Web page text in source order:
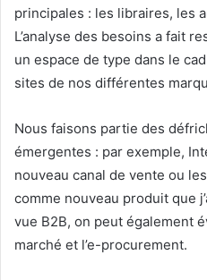
principales : les libraires, les
L’analyse des besoins a fait
un espace de type dans le
sites de nos différentes
Nous faisons partie des
émergentes : par exemple,
nouveau canal de vente ou
comme nouveau produit que
vue B2B, on peut également
marché et l’e-procurement.